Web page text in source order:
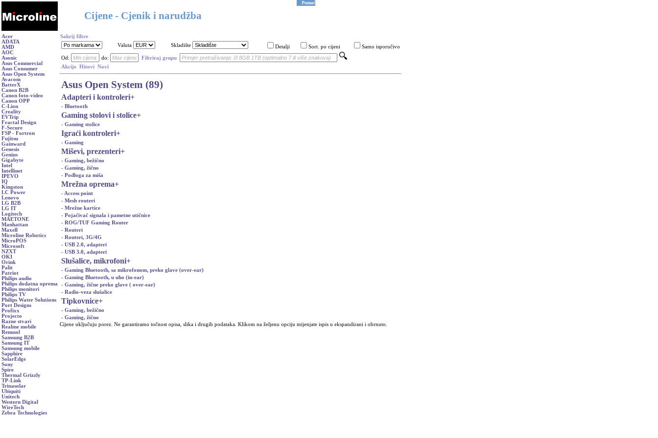
Cijene - Cjenik i narudžba
Pomoć
Acer
ADATA
AMD
AOC
Asonic
Asus Commercial
Asus Consumer
Asus Open System
Avacom
BatterX
Canon B2B
Canon foto-video
Canon OPP
C-Lion
Creality
EVTrip
Fractal Design
F-Secure
FSP - Fortron
Fujitsu
Gainward
Genesis
Genius
Gigabyte
Intel
Intellinet
IPEVO
IQ
Kingston
LC Power
Lenovo
LG B2B
LG IT
Logitech
MAETONE
Manhattan
Maxell
Microline Robotics
MicroPOS
Microsoft
NZXT
OKI
Orink
Palit
Patriot
Philips audio
Philips dodatna oprema
Philips monitori
Philips TV
Philips Water Solutions
Port Designs
Profixx
Projecto
Razne stvari
Realme mobile
Renusol
Samsung B2B
Samsung IT
Samsung mobile
Sapphire
SolarEdge
Sony
Spire
Thermal Grizzly
TP-Link
Trinasolar
Ubiquiti
Unitech
Western Digital
WireTech
Zebra Technologies
Sakrij filtre
Valuta
Skladište Detalji Sort. po cijeni Samo isporučivo
Od: do:
Filtriraj grupu
Akcije Hitovi Novi
Asus Open System (89)
Adapteri i kontroleri+
- Bluetooth
Gaming stolovi i stolice+
- Gaming stolice
Igraći kontroleri+
- Gaming
Miševi, prezenteri+
- Gaming, bežično
- Gaming, žično
- Podloga za miša
Mrežna oprema+
- Access point
- Mesh routeri
- Mrežne kartice
- Pojačivač signala i pametne utičnice
- ROG/TUF Gaming Router
- Routeri
- Routeri, 3G/4G
- USB 2.0, adapteri
- USB 3.0, adapteri
Slušalice, mikrofoni+
- Gaming Bluetooth, sa mikrofonom, preko glave (over-ear)
- Gaming Bluetooth, u uho (in-ear)
- Gaming, žične preko glave ( over-ear)
- Radio-veza slušalice
Tipkovnice+
- Gaming, bežično
- Gaming, žično
Cijene uključuju porez. Ne garantiramo točnost opisa, slika i drugih podataka. Klikom na željenu opciju mijenjate ispis u ekspandirani i obrnuto.